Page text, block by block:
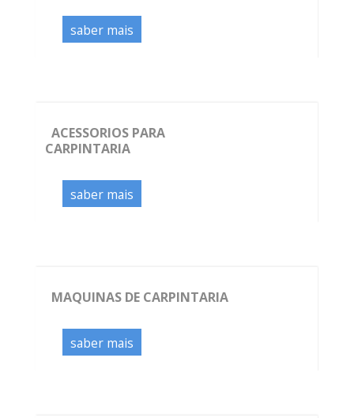
saber mais
ACESSORIOS PARA
CARPINTARIA
saber mais
MAQUINAS DE CARPINTARIA
saber mais